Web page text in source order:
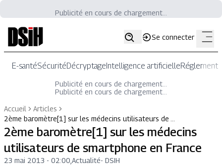
Publicité en cours de chargement...
Se connecter
E-santéSécuritéDécryptageIntelligence artificielle
Publicité en cours de chargement...
Publicité en cours de chargement...
Accueil
Articles
2ème baromètre[1] sur les médecins utilisateurs de …
2ème baromètre[1] sur les médecins
utilisateurs de smartphone en France
23 mai 2013 - 02:00 Actualité- DSIH